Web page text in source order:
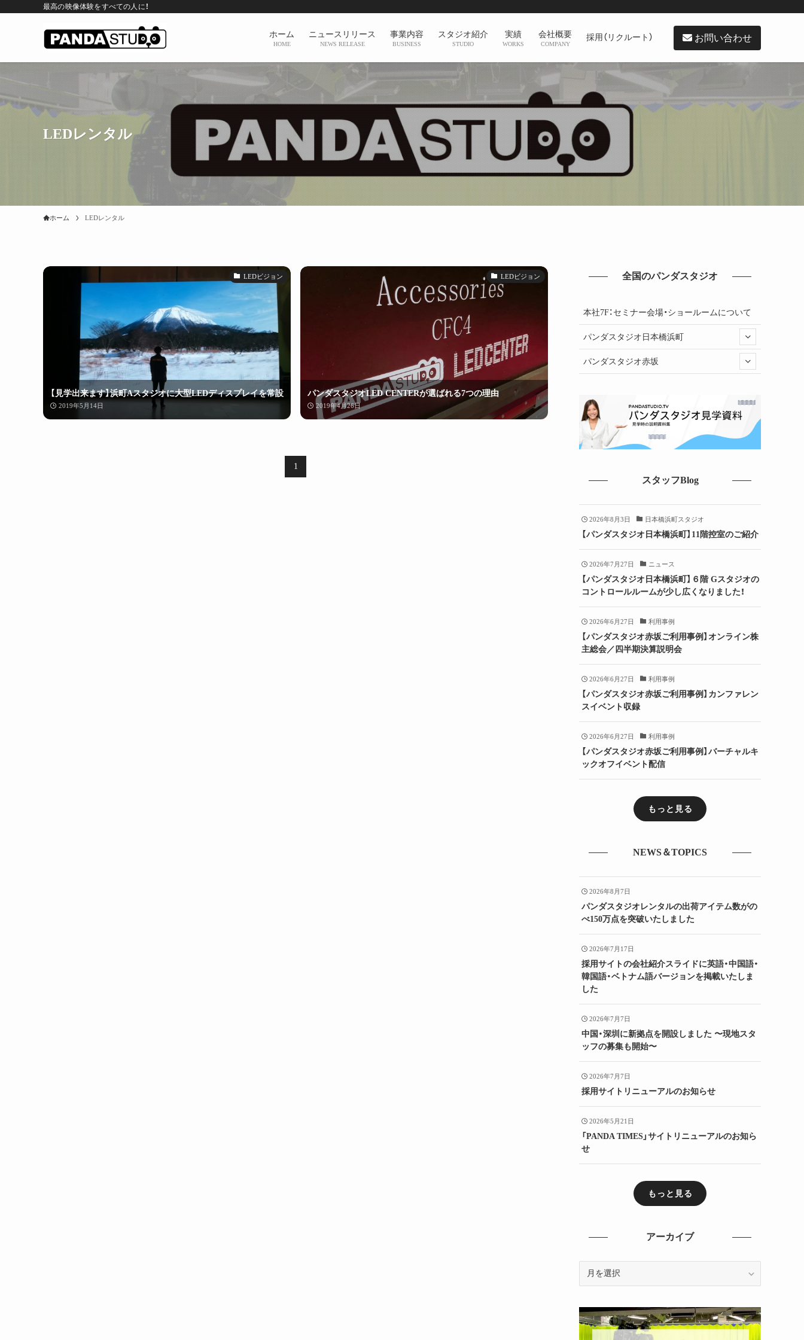
最高の映像体験をすべての人に！
ホーム
HOME
ニュースリリース
NEWS RELEASE
事業内容
BUSINESS
スタジオ紹介
STUDIO
実績
WORKS
会社概要
COMPANY
採用（リクルート） お問い合わせ
LEDレンタル
ホーム LEDレンタル
LEDビジョン
【見学出来ます】浜町Aスタジオに大型LEDディスプレイを常設
2019年5月14日
LEDビジョン
パンダスタジオLED CENTERが選ばれる7つの理由
2019年4月26日
1
全国のパンダスタジオ
本社7F：セミナー会場・ショールームについて
パンダスタジオ日本橋浜町
パンダスタジオ赤坂
スタッフBlog
2026年8月3日 日本橋浜町スタジオ
【パンダスタジオ日本橋浜町】11階控室のご紹介
2026年7月27日 ニュース
【パンダスタジオ日本橋浜町】６階 Gスタジオの
コントロールルームが少し広くなりました！
2026年6月27日 利用事例
【パンダスタジオ赤坂ご利用事例】オンライン株
主総会／四半期決算説明会
2026年6月27日 利用事例
【パンダスタジオ赤坂ご利用事例】カンファレン
スイベント収録
2026年6月27日 利用事例
【パンダスタジオ赤坂ご利用事例】バーチャルキ
ックオフイベント配信
もっと見る
NEWS＆TOPICS
2026年8月7日
パンダスタジオレンタルの出荷アイテム数がの
べ150万点を突破いたしました
2026年7月17日
採用サイトの会社紹介スライドに英語・中国語・
韓国語・ベトナム語バージョンを掲載いたしま
した
2026年7月7日
中国・深圳に新拠点を開設しました 〜現地スタ
ッフの募集も開始〜
2026年7月7日
採用サイトリニューアルのお知らせ
2026年5月21日
「PANDA TIMES」サイトリニューアルのお知ら
せ
もっと見る
アーカイブ
イ
ブ